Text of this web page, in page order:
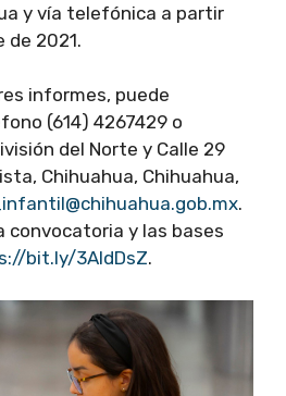
y vía telefónica a partir
de 2021.
informes, puede
(614) 4267429 o
del Norte y Calle 29
Chihuahua, Chihuahua,
.
convocatoria y las bases
bit.ly/3AIdDsZ.